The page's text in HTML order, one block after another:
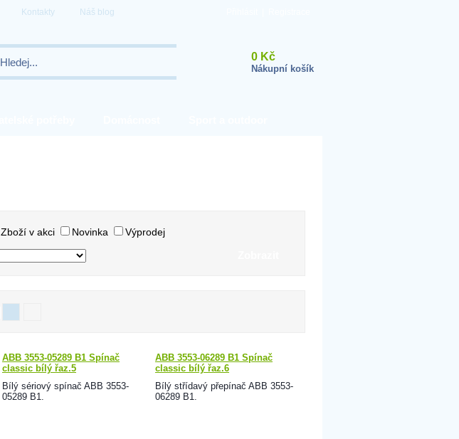
Kontakty Náš blog
0 Kč
Nákupní košík
Zboží v akci Novinka Výprodej
ABB 3553-05289 B1 Spínač
classic bílý řaz.5
Bílý sériový spínač ABB 3553-
05289 B1.
ABB 3553-06289 B1 Spínač
classic bílý řaz.6
Bílý střídavý přepínač ABB 3553-
06289 B1.